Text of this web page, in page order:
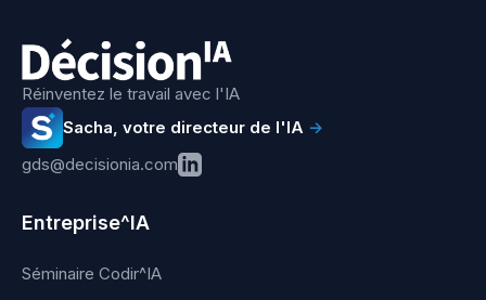
Réinventez le travail avec l'IA
Sacha, votre directeur de l'IA →
gds@decisionia.com
Entreprise^IA
Séminaire Codir^IA